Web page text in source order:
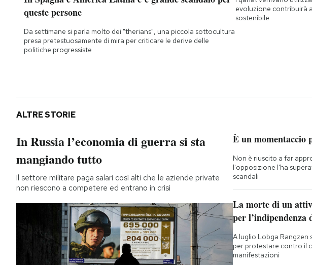
queste persone
Da settimane si parla molto dei "therians", una piccola sottocultura
presa pretestuosamente di mira per criticare le derive delle
politiche progressiste
evoluzione contribuirà
sostenibile
ALTRE STORIE
In Russia l’economia di guerra si sta
mangiando tutto
Il settore militare paga salari così alti che le aziende private
non riescono a competere ed entrano in crisi
È un momentaccio
Non è riuscito a far
l'opposizione l'ha
scandali
La morte di un
per l’indipendenza
A luglio Lobga Rangzen
per protestare contro il
manifestazioni